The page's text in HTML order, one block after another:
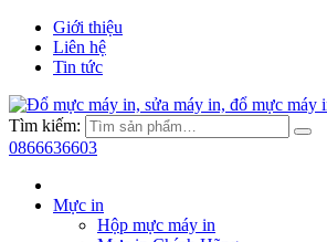
Giới thiệu
Liên hệ
Tin tức
Tìm kiếm:
0866636603
Mực in
Hộp mực máy in